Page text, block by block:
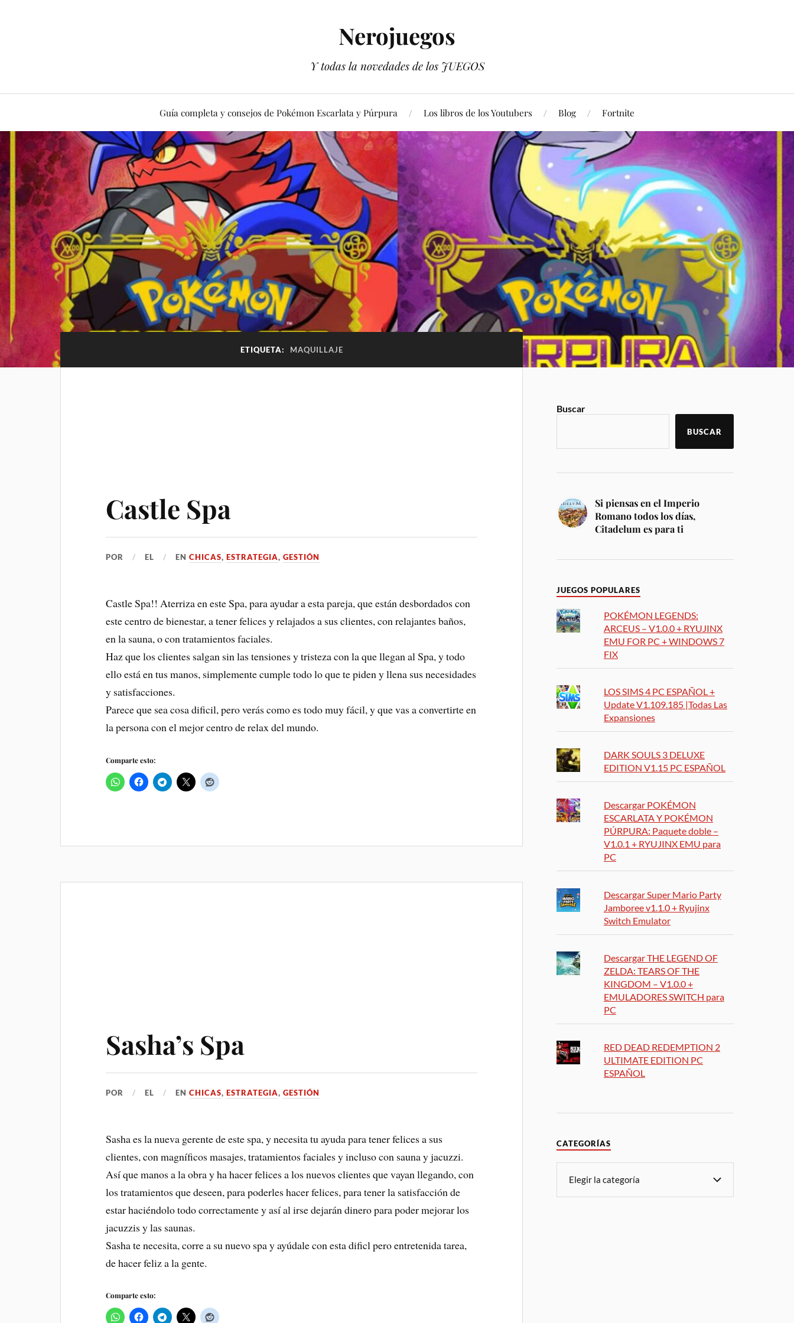
Nerojuegos
Y todas la novedades de los JUEGOS
Guía completa y consejos de Pokémon Escarlata y Púrpura Los libros de los Youtubers Blog Fortnite
ETIQUETA: MAQUILLAJE
Castle Spa
POR EL ENCHICAS,ESTRATEGIA,GESTIÓN
Castle Spa!! Aterriza en este Spa, para ayudar a esta pareja, que están desbordados con
este centro de bienestar, a tener felices y relajados a sus clientes, con relajantes baños,
en la sauna, o con tratamientos faciales.
Haz que los clientes salgan sin las tensiones y tristeza con la que llegan al Spa, y todo
ello está en tus manos, simplemente cumple todo lo que te piden y llena sus necesidades
y satisfacciones.
Parece que sea cosa dificil, pero verás como es todo muy fácil, y que vas a convertirte en
la persona con el mejor centro de relax del mundo.
Comparte esto:
Sasha’s Spa
POR EL ENCHICAS,ESTRATEGIA,GESTIÓN
Sasha es la nueva gerente de este spa, y necesita tu ayuda para tener felices a sus
clientes, con magníficos masajes, tratamientos faciales y incluso con sauna y jacuzzi.
Así que manos a la obra y ha hacer felices a los nuevos clientes que vayan llegando, con
los tratamientos que deseen, para poderles hacer felices, para tener la satisfacción de
estar haciéndolo todo correctamente y así al irse dejarán dinero para poder mejorar los
jacuzzis y las saunas.
Sasha te necesita, corre a su nuevo spa y ayúdale con esta dificl pero entretenida tarea,
de hacer feliz a la gente.
Comparte esto:
Buscar
BUSCAR
Si piensas en el Imperio
Romano todos los días,
Citadelum es para ti
JUEGOS POPULARES
POKÉMON LEGENDS:
ARCEUS – V1.0.0 + RYUJINX
EMU FOR PC + WINDOWS 7
FIX
LOS SIMS 4 PC ESPAÑOL +
Update V1.109.185 |Todas Las
Expansiones
DARK SOULS 3 DELUXE
EDITION V1.15 PC ESPAÑOL
Descargar POKÉMON
ESCARLATA Y POKÉMON
PÚRPURA: Paquete doble –
V1.0.1 + RYUJINX EMU para
PC
Descargar Super Mario Party
Jamboree v1.1.0 + Ryujinx
Switch Emulator
Descargar THE LEGEND OF
ZELDA: TEARS OF THE
KINGDOM – V1.0.0 +
EMULADORES SWITCH para
PC
RED DEAD REDEMPTION 2
ULTIMATE EDITION PC
ESPAÑOL
CATEGORÍAS